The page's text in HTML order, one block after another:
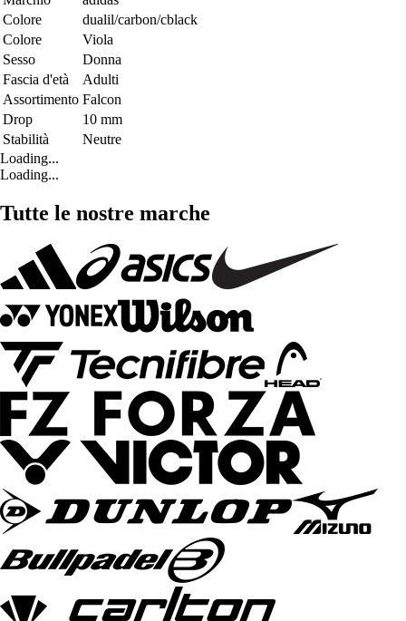
Colore
dualil/carbon/cblack
Colore
Viola
Sesso
Donna
Fascia d'età
Adulti
Assortimento Falcon
Drop
10 mm
Stabilità
Neutre
Loading...
Loading...
Tutte le nostre marche